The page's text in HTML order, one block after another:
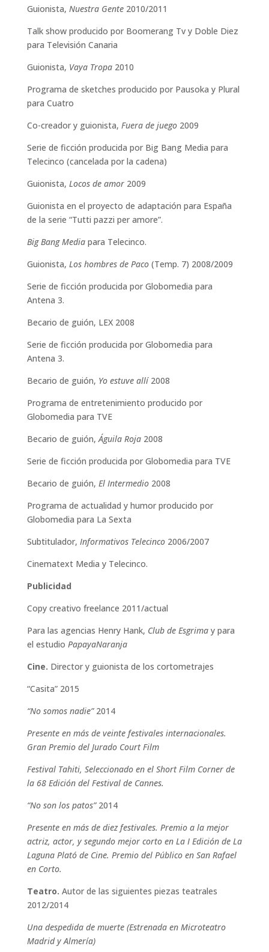
Guionista, Nuestra Gente 2010/2011
Talk show producido por Boomerang Tv y Doble Diez
para Televisión Canaria
Guionista, Vaya Tropa 2010
Programa de sketches producido por Pausoka y Plural
para Cuatro
Co-creador y guionista, Fuera de juego 2009
Serie de ficción producida por Big Bang Media para
Telecinco (cancelada por la cadena)
Guionista, Locos de amor 2009
Guionista en el proyecto de adaptación para España
de la serie “Tutti pazzi per amore”.
Big Bang Media para Telecinco.
Guionista, Los hombres de Paco (Temp. 7) 2008/2009
Serie de ficción producida por Globomedia para
Antena 3.
Becario de guión, LEX 2008
Serie de ficción producida por Globomedia para
Antena 3.
Becario de guión, Yo estuve allí 2008
Programa de entretenimiento producido por
Globomedia para TVE
Becario de guión, Águila Roja 2008
Serie de ficción producida por Globomedia para TVE
Becario de guión, El Intermedio 2008
Programa de actualidad y humor producido por
Globomedia para La Sexta
Subtitulador, Informativos Telecinco 2006/2007
Cinematext Media y Telecinco.
Publicidad
Copy creativo freelance 2011/actual
Para las agencias Henry Hank, Club de Esgrima y para
el estudio PapayaNaranja
Cine. Director y guionista de los cortometrajes
“Casita” 2015
“No somos nadie” 2014
Presente en más de veinte festivales internacionales.
Gran Premio del Jurado Court Film
Festival Tahiti, Seleccionado en el Short Film Corner de
la 68 Edición del Festival de Cannes.
“No son los patos” 2014
Presente en más de diez festivales. Premio a la mejor
actriz, actor, y segundo mejor corto en La I Edición de La
Laguna Plató de Cine. Premio del Público en San Rafael
en Corto.
Teatro. Autor de las siguientes piezas teatrales
2012/2014
Una despedida de muerte (Estrenada en Microteatro
Madrid y Almería)